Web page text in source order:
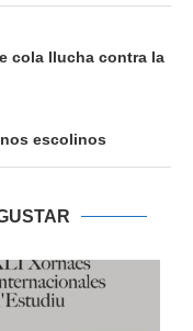
cola llucha contra la
escolinos